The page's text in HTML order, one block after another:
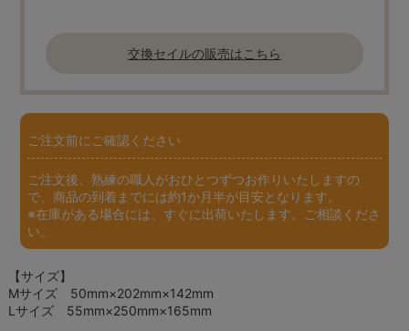
交換セイルの販売はこちら
ご注文前にご確認ください
ご注文後、熟練の職人がおひとつずつお作りいたしますの
で、商品の到着までには約1か月半が目安となります。
※在庫がある場合には、すぐに出荷いたします。ご相談くださ
い。
【サイズ】
Mサイズ 50mm×202mm×142mm
Lサイズ 55mm×250mm×165mm